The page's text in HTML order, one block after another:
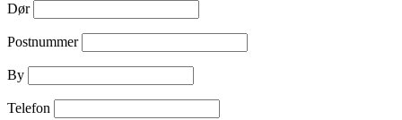
Dør
Postnummer
By
Telefon